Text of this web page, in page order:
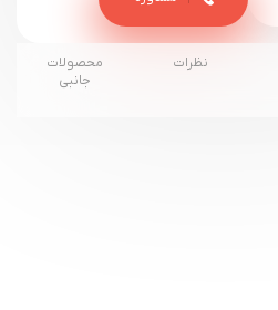
نظرات
محصولات
جانبی